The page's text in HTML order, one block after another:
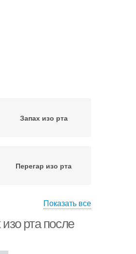
Запах изо рта
Перегар изо рта
Показать все
рта после